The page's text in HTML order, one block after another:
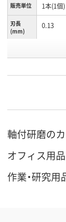
販売単位 1本(1個)
刃長
(mm)
0.13
お届け日 8月10日
数量
軸付研磨の
オフィス用
作業・研究